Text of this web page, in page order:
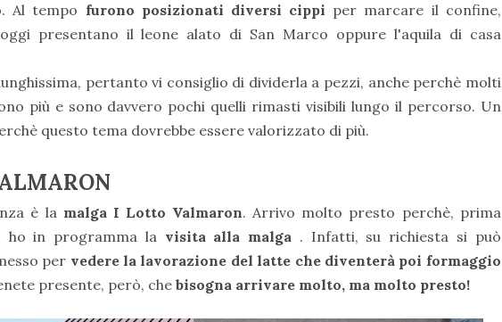
Al tempo furono posizionati diversi cippi per marcare il confine,
presentano il leone alato di San Marco oppure l'aquila di casa
pertanto vi consiglio di dividerla a pezzi, anche perchè molti
più e sono davvero pochi quelli rimasti visibili lungo il percorso. Un
questo tema dovrebbe essere valorizzato di più.
è la malga I Lotto Valmaron. Arrivo molto presto perchè, prima
ho in programma la visita alla malga . Infatti, su richiesta si può
per vedere la lavorazione del latte che diventerà poi formaggio
presente, però, che bisogna arrivare molto, ma molto presto!